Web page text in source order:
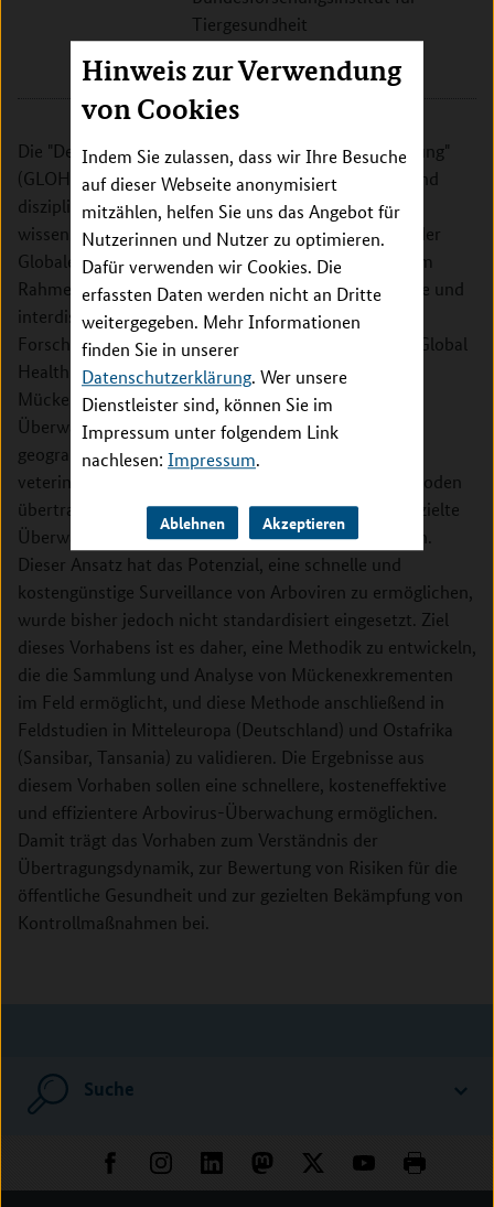
Hinweis zur Verwendung
von Cookies
Indem Sie zulassen, dass wir Ihre Besuche
auf dieser Webseite anonymisiert
mitzählen, helfen Sie uns das Angebot für
Nutzerinnen und Nutzer zu optimieren.
Dafür verwenden wir Cookies. Die
erfassten Daten werden nicht an Dritte
weitergegeben. Mehr Informationen
finden Sie in unserer
Datenschutzerklärung. Wer unsere
Dienstleister sind, können Sie im
Impressum unter folgendem Link
nachlesen: Impressum.
Ablehnen Akzeptieren
Tiergesundheit
17493 Greifswald
Die "Deutsche Allianz für globale Gesundheitsforschung"
(GLOHRA) setzt sich für den Ausbau der standort- und
disziplinübergreifenden Zusammenarbeit und die
wissenschaftliche Nachwuchsförderung im Bereich der
Globalen Gesundheit ein. Zu diesem Zweck werden im
Rahmen der GLOHRA innovative sektorübergreifende und
interdisziplinäre Projekte gefördert sowie
Forschungsstipendien vergeben. Im Rahmen dieses Global
Health Fellowship wird das Potenzial von
Mückenexkrementen als Probentyp zur Arboviren-
Überwachung evaluiert. Durch die zunehmende
geographische Verbreitung und die human- und
veterinärmedizinische Bedeutung von durch Arthropoden
übertragene zoonotische Viren (Arboviren) ist die gezielte
Überwachung und Kontrolle dieser Viren unerlässlich.
Dieser Ansatz hat das Potenzial, eine schnelle und
kostengünstige Surveillance von Arboviren zu ermöglichen,
wurde bisher jedoch nicht standardisiert eingesetzt. Ziel
dieses Vorhabens ist es daher, eine Methodik zu entwickeln,
die die Sammlung und Analyse von Mückenexkrementen
im Feld ermöglicht, und diese Methode anschließend in
Feldstudien in Mitteleuropa (Deutschland) und Ostafrika
(Sansibar, Tansania) zu validieren. Die Ergebnisse aus
diesem Vorhaben sollen eine schnellere, kosteneffektive
und effizientere Arbovirus-Überwachung ermöglichen.
Damit trägt das Vorhaben zum Verständnis der
Übertragungsdynamik, zur Bewertung von Risiken für die
öffentliche Gesundheit und zur gezielten Bekämpfung von
Kontrollmaßnahmen bei.
Suche